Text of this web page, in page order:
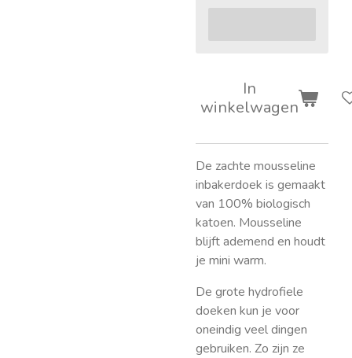
In
winkelwagen
De zachte mousseline
inbakerdoek is gemaakt
van 100% biologisch
katoen. Mousseline
blijft ademend en houdt
je mini warm.
De grote hydrofiele
doeken kun je voor
oneindig veel dingen
gebruiken. Zo zijn ze